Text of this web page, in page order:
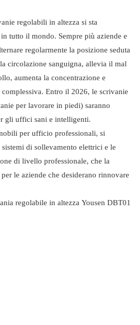
regolabili in altezza si sta
tutto il mondo. Sempre più aziende e
regolarmente la posizione seduta
circolazione sanguigna, allevia il mal
aumenta la concentrazione e
Entro il 2026, le scrivanie
per lavorare in piedi) saranno
gli uffici sani e intelligenti.
per ufficio professionali, si
di sollevamento elettrici e le
di livello professionale, che la
le aziende che desiderano rinnovare